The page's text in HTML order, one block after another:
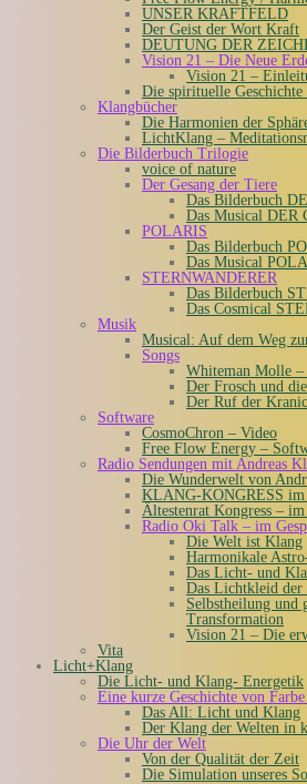
UNSER KRAFTFELD
Der Geist der Wort Kraft
DEUTUNG DER
Vision 21 – Die Neue
Vision 21 –
Die spirituelle Geschichte
Klangbücher
Die Harmonien der
LichtKlang –
Die Bilderbuch Trilogie
voice of nature
Der Gesang der Tiere
Das Bilderbuch
Das Musical DER
POLARIS
Das Bilderbuch
Das Musical
STERNWANDERER
Das Bilderbuch
Das Cosmical
Musik
Musical: Auf dem Weg
Songs
Whiteman Molle
Der Frosch und
Der Ruf der
Software
CosmoChron – Video
Free Flow Energy –
Radio Sendungen mit Andreas
Die Wunderwelt von
KLANG-KONGRESS
Ältestenrat Kongress –
Radio Oki Talk – im
Die Welt ist Klang
Harmonikale
Das Licht- und
Das Lichtkleid der
Selbstheilung und
Transformation
Vision 21 – Die
Vita
Licht+Klang
Die Licht- und Klang- Energetik
Eine kurze Geschichte von
Das All: Licht und Klang
Der Klang der Welten in
Die Uhr der Welt
Von der Qualität der Zeit
Die Simulation unseres